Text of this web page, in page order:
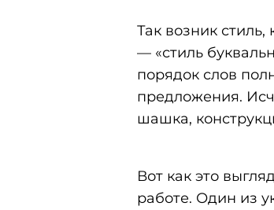
Так возник
— «стиль
порядок слов
предложения.
шашка,
Вот как это
работе. Один из